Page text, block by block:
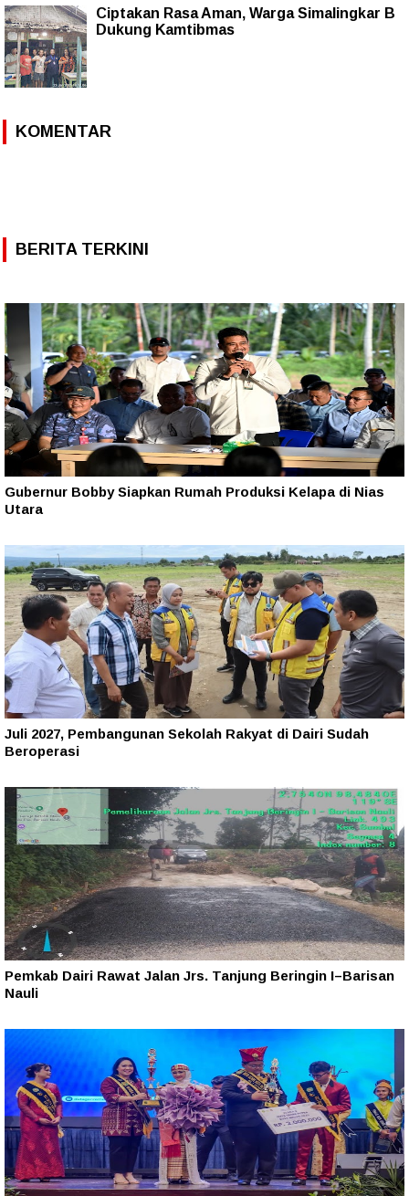
Ciptakan Rasa Aman, Warga Simalingkar B
Dukung Kamtibmas
KOMENTAR
BERITA TERKINI
Gubernur Bobby Siapkan Rumah Produksi Kelapa di Nias
Utara
Juli 2027, Pembangunan Sekolah Rakyat di Dairi Sudah
Beroperasi
Pemkab Dairi Rawat Jalan Jrs. Tanjung Beringin I–Barisan
Nauli